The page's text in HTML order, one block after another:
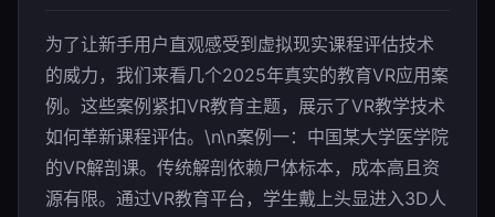
为了让新手用户直观感受到虚拟现实课程评估技术
的威力，我们来看几个2025年真实的教育VR应用案
例。这些案例紧扣VR教育主题，展示了VR教学技术
如何革新课程评估。\n\n案例一：中国某大学医学院
的VR解剖课。传统解剖依赖尸体标本，成本高且资
源有限。通过VR教育平台，学生戴上头显进入3D人